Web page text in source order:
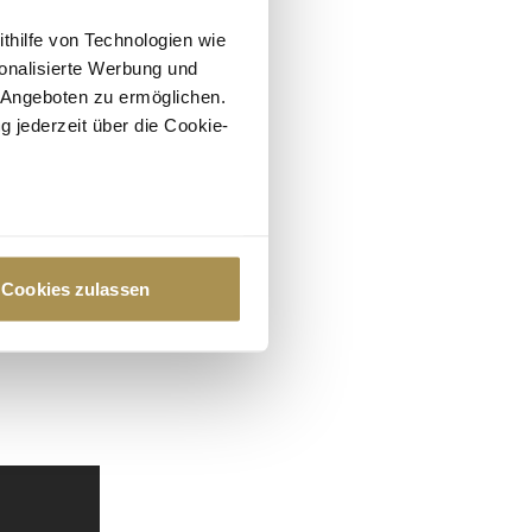
von Technologien wie
Werbung und
zu ermöglichen.
jederzeit über die Cookie-
Präferenzen im
Cookies zulassen